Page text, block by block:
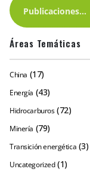
Áreas Temáticas
China (17)
Energía (43)
Hidrocarburos (72)
Minería (79)
Transición energética (3)
Uncategorized (1)